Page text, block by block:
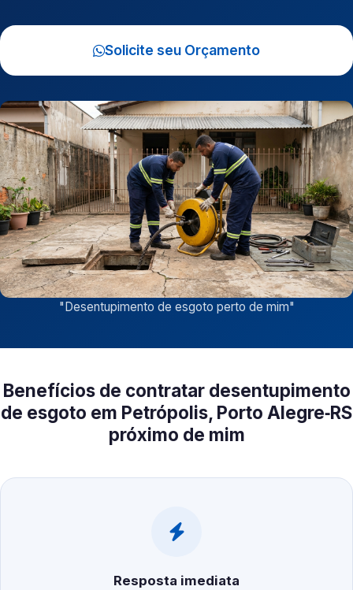
Solicite seu Orçamento
"Desentupimento de esgoto perto de mim"
Benefícios de contratar desentupimento
de esgoto em Petrópolis, Porto Alegre‑RS
próximo de mim
Resposta imediata